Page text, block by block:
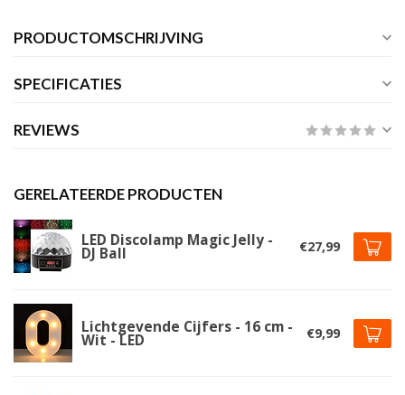
PRODUCTOMSCHRIJVING
SPECIFICATIES
REVIEWS
GERELATEERDE PRODUCTEN
LED Discolamp Magic Jelly -
DJ Ball €27,99
Lichtgevende Cijfers - 16 cm -
Wit - LED €9,99